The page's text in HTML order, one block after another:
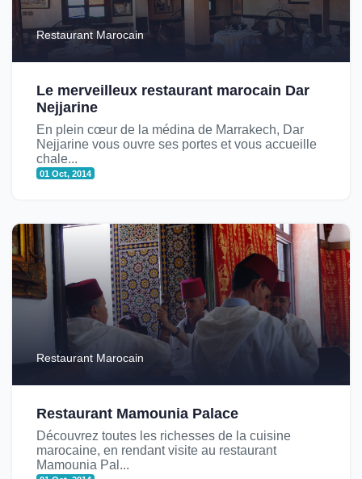
Restaurant Marocain
Le merveilleux restaurant marocain Dar
Nejjarine
En plein cœur de la médina de Marrakech, Dar
Nejjarine vous ouvre ses portes et vous accueille
chale...
01 Oct, 2014
Restaurant Marocain
Restaurant Mamounia Palace
Découvrez toutes les richesses de la cuisine
marocaine, en rendant visite au restaurant
Mamounia Pal...